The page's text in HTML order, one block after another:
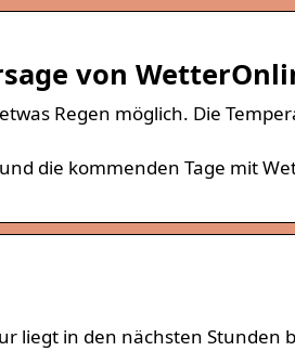
von
Regen möglich. Die
die kommenden Tage mit
liegt in den nächsten Stunden